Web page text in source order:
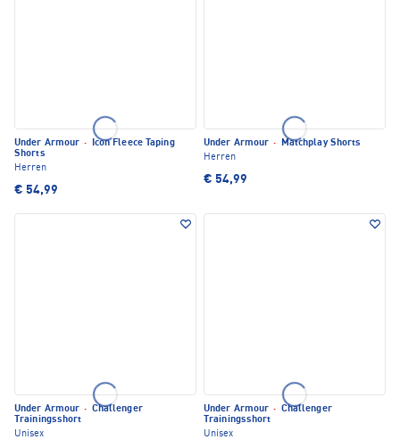
Under Armour ·
Icon Fleece Taping
Shorts
Herren
€ 54,99
Under Armour ·
Matchplay Shorts
Herren
€ 54,99
Under Armour · Challenger
Trainingsshort
Unisex
Under Armour · Challenger
Trainingsshort
Unisex